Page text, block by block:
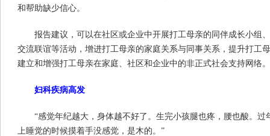
和帮助缺少信心。
报告建议，可以在社区或企业中开展打工母亲的同伴成长小组
交流联谊等活动，增进打工母亲的家庭关系与同事关系，提升打工
建立和增强打工母亲在家庭、社区和企业中的非正式社会支持网络。
妇科疾病高发
“感觉年纪越大，身体越不好了。生完小孩腿也疼，腰也酸。
上睡觉的时候摸着手没感觉，是木的。”